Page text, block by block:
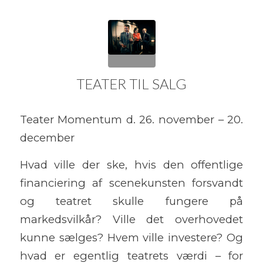
TEATER TIL SALG
Teater Momentum d. 26. november – 20.
december
Hvad ville der ske, hvis den offentlige
financiering af scenekunsten forsvandt
og teatret skulle fungere på
markedsvilkår? Ville det overhovedet
kunne sælges? Hvem ville investere? Og
hvad er egentlig teatrets værdi – for